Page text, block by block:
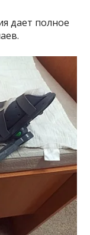
дает полное